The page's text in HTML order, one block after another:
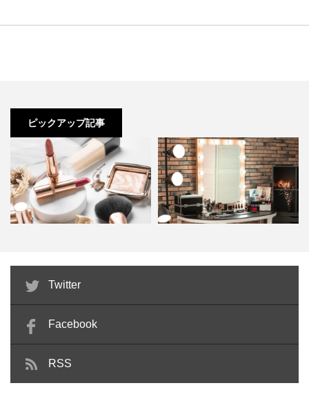
2021.09.06
ヘアワックスの基本的な使い方と落とし方
しまいがちです。 そこでメンズとレディースの正しいヘアワックスの使
い方と落とし方を解説したいと思います。参...
完全天然由来成分5種類から精製されており、成分は
「シアバター」「ミツロウ」「トコフェロール」「マ
ンダリンオレンジ果皮油」「アロエベラ液汁」のみだ
そうです。
ピックアップ記事
ビューティーアドバイザーとは？
独学でもなれる？仕事内容や…
Twitter
Facebook
RSS